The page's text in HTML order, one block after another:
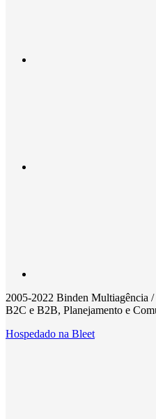
2005-2022 Binden Multiagência
B2C e B2B, Planejamento e
Hospedado na Bleet